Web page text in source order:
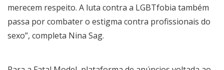
merecem respeito. A luta contra a LGBTfobia também
passa por combater o estigma contra profissionais do
sexo”, completa Nina Sag.